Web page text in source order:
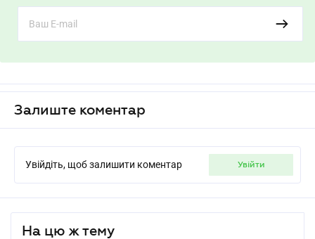
Залиште коментар
Увійдіть, щоб залишити коментар увійти
На цю ж тему